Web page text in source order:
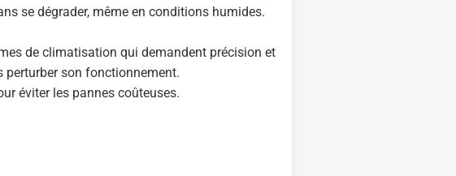
se dégrader, même en conditions humides.
de climatisation qui demandent précision et
son fonctionnement.
éviter les pannes coûteuses.